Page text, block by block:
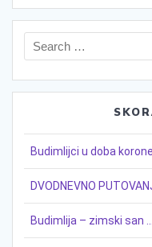
Budimlijci u doba korone
DVODNEVNO
Budimlija – zimski san